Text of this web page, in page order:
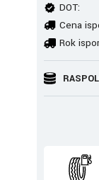
DOT:
Cena
Rok